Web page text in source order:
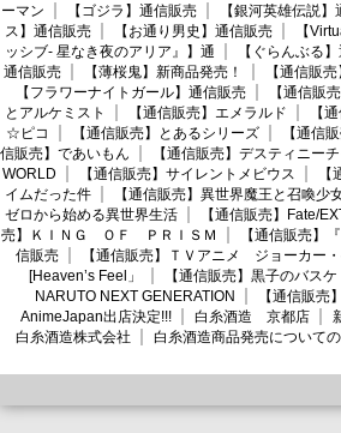
ーマン
【ゴジラ】通信販売 【銀河英雄伝説】
ス】通信販売
【お通り男史】通信販売
【
ッシブ- 星なき夜のアリア』】通
【ぐらんぶる
通信販売
【薄桜鬼】新商品発売！ 【通信販
【フラワーナイトガール】通信販売
【通信販
とアルケミスト
【通信販売】エメラルド 【
☆ピコ
【通信販売】とあるシリーズ 【通信
信販売】であいもん
【通信販売】デスティニー
WORLD
【通信販売】サイレントメビウス
イムだった件
【通信販売】異世界魔王と召喚少
ゼロから始める異世界生活
【通信販売】Fate/
売】ＫＩＮＧ ＯＦ ＰＲＩＳＭ
【通信販売】
信販売
【通信販売】ＴＶアニメ ジョーカー
[Heaven’s Feel」
【通信販売】黒子のバ
NARUTO NEXT GENERATION
【通信販
AnimeJapan出店決定!!!
白糸酒造 京都店
白糸酒造株式会社
白糸酒造商品発売について